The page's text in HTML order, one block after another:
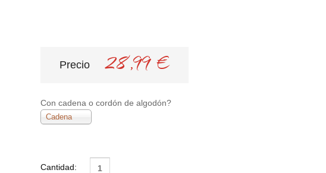
Precio 28,99 €
Con cadena o cordón de algodón?
Cadena
Cantidad: